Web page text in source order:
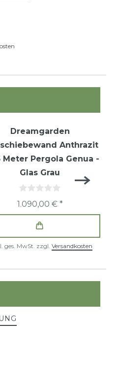
Dreamgarden
Anthrazit
Meter Pergola Genua -
Glas Grau
1.090,00 € *
ges. MwSt. zzgl. Versandkosten